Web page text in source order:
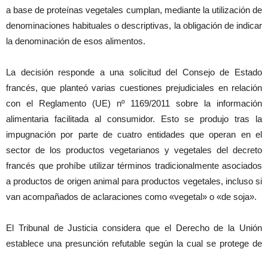
a base de proteínas vegetales cumplan, mediante la utilización de
denominaciones habituales o descriptivas, la obligación de indicar
la denominación de esos alimentos.
La decisión responde a una solicitud del Consejo de Estado
francés, que planteó varias cuestiones prejudiciales en relación
con el Reglamento (UE) nº 1169/2011 sobre la información
alimentaria facilitada al consumidor. Esto se produjo tras la
impugnación por parte de cuatro entidades que operan en el
sector de los productos vegetarianos y vegetales del decreto
francés que prohíbe utilizar términos tradicionalmente asociados
a productos de origen animal para productos vegetales, incluso si
van acompañados de aclaraciones como «vegetal» o «de soja».
El Tribunal de Justicia considera que el Derecho de la Unión
establece una presunción refutable según la cual se protege de